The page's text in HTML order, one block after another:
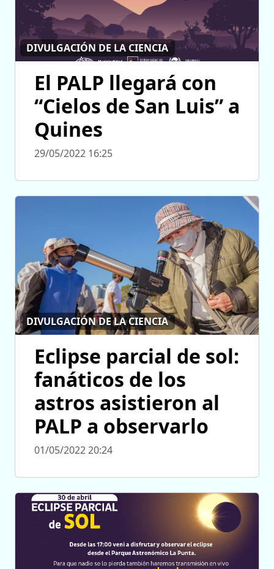
DIVULGACIÓN DE LA CIENCIA
El PALP llegará con
“Cielos de San Luis” a
Quines
29/05/2022 16:25
DIVULGACIÓN DE LA CIENCIA
Eclipse parcial de sol:
fanáticos de los
astros asistieron al
PALP a observarlo
01/05/2022 20:24